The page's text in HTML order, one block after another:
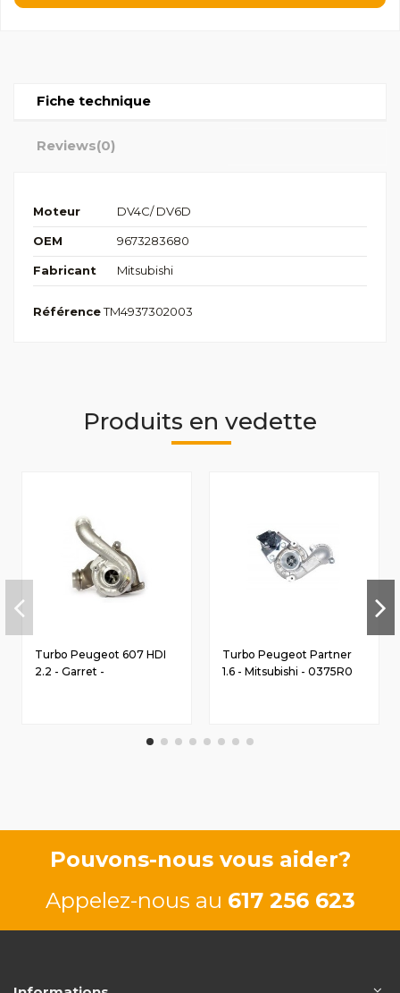
Fiche technique
Reviews(0)
Moteur DV4C/ DV6D
OEM 9673283680
Fabricant Mitsubishi
RéférenceTM4937302003
Produits en vedette
Turbo Peugeot 607 HDI
2.2 - Garret -
Turbo Peugeot Partner
1.6 - Mitsubishi - 0375R0
Pouvons-nous vous aider?
Appelez-nous au 617 256 623